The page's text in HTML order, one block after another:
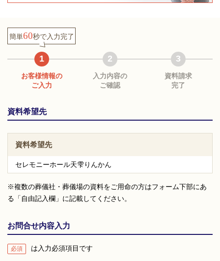
簡単60秒で入力完了
1
お客様情報の
ご入力
2
入力内容の
ご確認
3
資料請求
完了
資料希望先
資料希望先
セレモニーホール天雫りんかん
※複数の葬儀社・葬儀場の資料をご用命の方はフォーム下部にあ
る「自由記入欄」に記載してください。
お問合せ内容入力
必須 は入力必須項目です